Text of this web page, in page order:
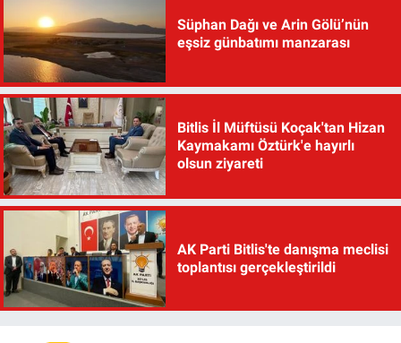
Süphan Dağı ve Arin Gölü’nün
eşsiz günbatımı manzarası
Bitlis İl Müftüsü Koçak'tan Hizan
Kaymakamı Öztürk'e hayırlı
olsun ziyareti
AK Parti Bitlis'te danışma meclisi
toplantısı gerçekleştirildi